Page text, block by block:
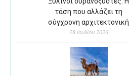
τάση που αλλάζει τη
σύγχρονη αρχιτεκτονική
28 Ιουλίου 2026